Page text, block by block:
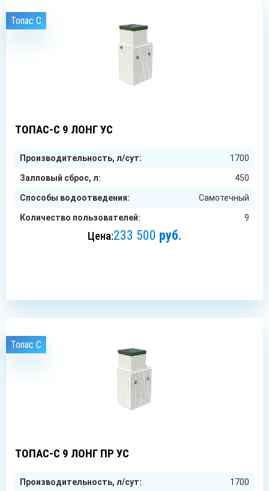
Топас C
ТОПАС-С 9 ЛОНГ УС
Производительность, л/сут: 1700
Залповый сброс, л: 450
Способы водоотведения: Самотечный
Количество пользователей: 9
Цена:233 500 руб.
Топас C
ТОПАС-С 9 ЛОНГ ПР УС
Производительность, л/сут: 1700